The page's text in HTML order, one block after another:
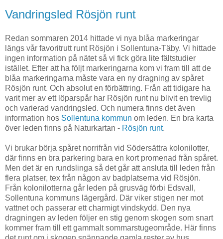
Vandringsled Rösjön runt
Redan sommaren 2014 hittade vi nya blåa markeringar
längs vår favoritrutt runt Rösjön i Sollentuna-Täby. Vi hittade
ingen information på nätet så vi fick göra lite fältstudier
istället. Efter att ha följt markeringarna kom vi fram till att de
blåa markeringarna måste vara en ny dragning av spåret
Rösjön runt. Och absolut en förbättring. Från att tidigare ha
varit mer av ett löparspår har Rösjön runt nu blivit en trevlig
och varierad vandringsled. Och numera finns det även
information hos Sollentuna kommun om leden. En bra karta
över leden finns på Naturkartan - Rösjön runt.
Vi brukar börja spåret norrifrån vid Södersättra kolonilotter,
där finns en bra parkering bara en kort promenad från spåret.
Men det är en rundslinga så det går att ansluta till leden från
flera platser, tex från någon av badplatserna vid Rösjön.
Från kolonilotterna går leden på grusväg förbi Edsvall,
Sollentuna kommuns lägergård. Där viker stigen ner mot
vattnet och passerar ett charmigt vindskydd. Den nya
dragningen av leden följer en stig genom skogen som snart
kommer fram till ett gammalt sommarstugeområde. Här finns